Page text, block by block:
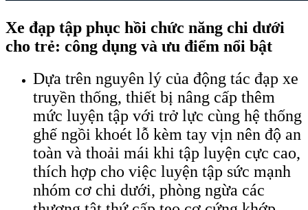
Xe đạp tập phục hồi chức năng chi dưới
cho trẻ: công dụng và ưu điểm nổi bật
Dựa trên nguyên lý của động tác đạp xe
truyền thống, thiết bị nâng cấp thêm
mức luyện tập với trở lực cùng hệ thống
ghế ngồi khoét lỗ kèm tay vịn nên độ an
toàn và thoải mái khi tập luyện cực cao,
thích hợp cho việc luyện tập sức mạnh
nhóm cơ chi dưới, phòng ngừa các